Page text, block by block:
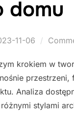
domu
11-06
krokiem w
Analiza
stylami